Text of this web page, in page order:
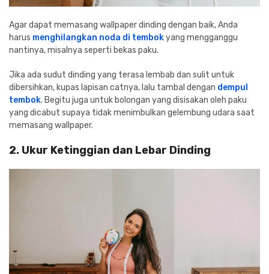
Agar dapat memasang wallpaper dinding dengan baik, Anda
harus menghilangkan noda di tembokyang mengganggu
nantinya, misalnya seperti bekas paku.
Jika ada sudut dinding yang terasa lembab dan sulit untuk
dibersihkan, kupas lapisan catnya, lalu tambal dengan dempul
tembok. Begitu juga untuk bolongan yang disisakan oleh paku
yang dicabut supaya tidak menimbulkan gelembung udara saat
memasang wallpaper.
2. Ukur Ketinggian dan Lebar Dinding